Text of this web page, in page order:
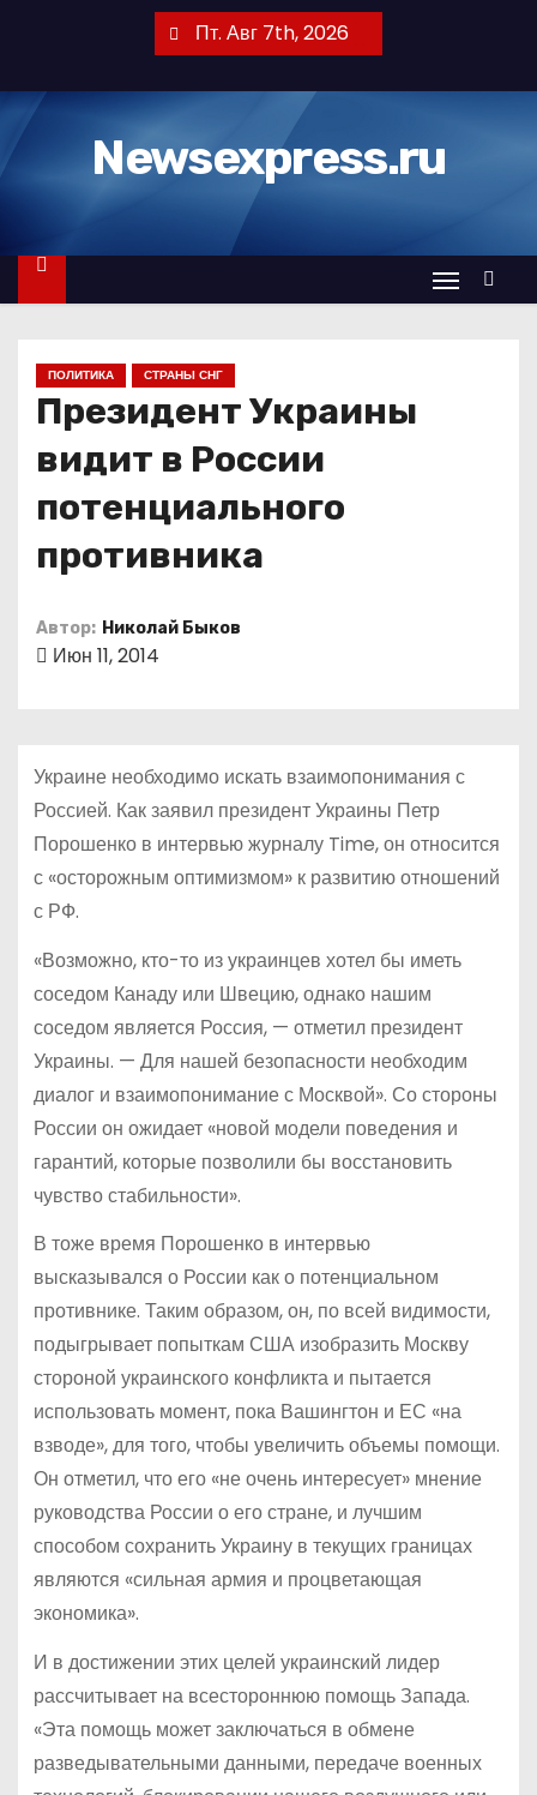
т
к
Пт. Авг 7th, 2026
Newsexpress.ru
ПОЛИТИКА СТРАНЫ СНГ
Президент Украины
видит в России
потенциального
противника
Автор: Николай Быков
Июн 11, 2014
Украине необходимо искать взаимопонимания с
Россией. Как заявил президент Украины Петр
Порошенко в интервью журналу Time, он относится
с «осторожным оптимизмом» к развитию отношений
с РФ.
«Возможно, кто-то из украинцев хотел бы иметь
соседом Канаду или Швецию, однако нашим
соседом является Россия, — отметил президент
Украины. — Для нашей безопасности необходим
диалог и взаимопонимание с Москвой». Со стороны
России он ожидает «новой модели поведения и
гарантий, которые позволили бы восстановить
чувство стабильности».
В тоже время Порошенко в интервью
высказывался о России как о потенциальном
противнике. Таким образом, он, по всей видимости,
подыгрывает попыткам США изобразить Москву
стороной украинского конфликта и пытается
использовать момент, пока Вашингтон и ЕС «на
взводе», для того, чтобы увеличить объемы помощи.
Он отметил, что его «не очень интересует» мнение
руководства России о его стране, и лучшим
способом сохранить Украину в текущих границах
являются «сильная армия и процветающая
экономика».
И в достижении этих целей украинский лидер
рассчитывает на всестороннюю помощь Запада.
«Эта помощь может заключаться в обмене
разведывательными данными, передаче военных